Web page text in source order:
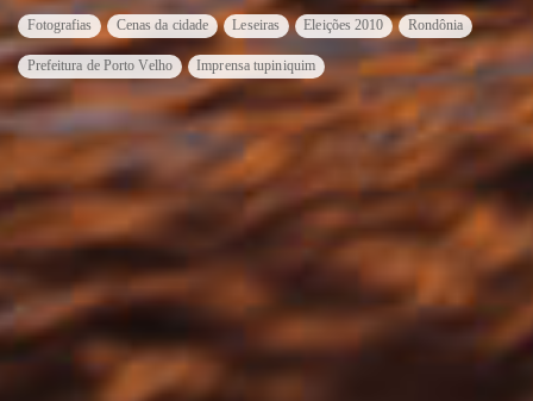
Fotografias Cenas da cidade Leseiras Eleições 2010 Rondônia
Prefeitura de Porto Velho Imprensa tupiniquim